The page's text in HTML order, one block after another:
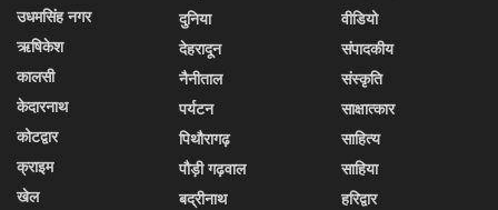
उधमसिंह नगर
ऋषिकेश
कालसी
केदारनाथ
कोटद्वार
क्राइम
खेल
दुनिया
देहरादून
नैनीताल
पर्यटन
पिथौरागढ़
पौड़ी गढ़वाल
बद्रीनाथ
वीडियो
संपादकीय
संस्कृति
साक्षात्कार
साहित्य
साहिया
हरिद्वार